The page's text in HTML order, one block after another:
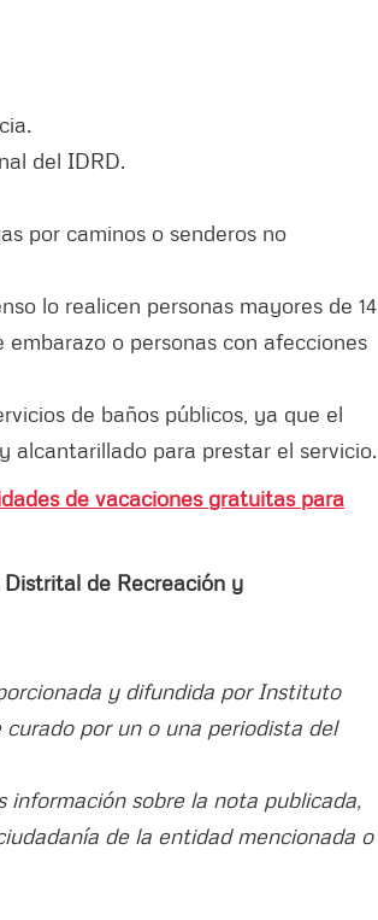
del IDRD.
por caminos o senderos no
lo realicen personas mayores de 14
o personas con afecciones
de baños públicos, ya que el
alcantarillado para prestar el servicio.
de vacaciones gratuitas para
de Recreación y
y difundida por Instituto
por un o una periodista del
información sobre la nota publicada,
de la entidad mencionada o